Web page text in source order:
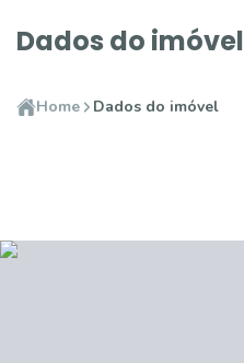
Dados do imóvel
Home Dados do imóvel